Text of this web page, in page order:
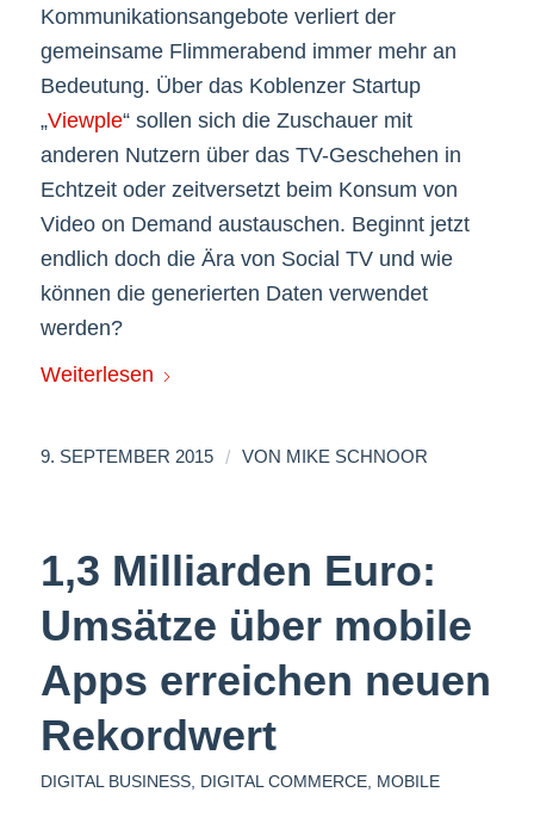
Kommunikationsangebote verliert der
gemeinsame Flimmerabend immer mehr an
Bedeutung. Über das Koblenzer Startup
„Viewple“ sollen sich die Zuschauer mit
anderen Nutzern über das TV-Geschehen in
Echtzeit oder zeitversetzt beim Konsum von
Video on Demand austauschen. Beginnt jetzt
endlich doch die Ära von Social TV und wie
können die generierten Daten verwendet
werden?
Weiterlesen
9. SEPTEMBER 2015 / VON MIKE SCHNOOR
1,3 Milliarden Euro:
Umsätze über mobile
Apps erreichen neuen
Rekordwert
DIGITAL BUSINESS, DIGITAL COMMERCE, MOBILE